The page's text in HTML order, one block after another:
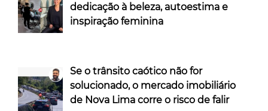
dedicação à beleza, autoestima e
inspiração feminina
Se o trânsito caótico não for
solucionado, o mercado imobiliário
de Nova Lima corre o risco de falir